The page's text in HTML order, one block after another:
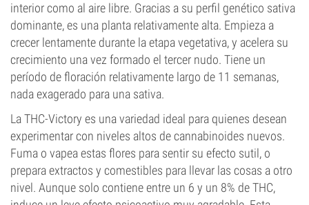
interior como al aire libre. Gracias a su perfil genético sativa
dominante, es una planta relativamente alta. Empieza a
crecer lentamente durante la etapa vegetativa, y acelera su
crecimiento una vez formado el tercer nudo. Tiene un
período de floración relativamente largo de 11 semanas,
nada exagerado para una sativa.
La THC-Victory es una variedad ideal para quienes desean
experimentar con niveles altos de cannabinoides nuevos.
Fuma o vapea estas flores para sentir su efecto sutil, o
prepara extractos y comestibles para llevar las cosas a otro
nivel. Aunque solo contiene entre un 6 y un 8% de THC,